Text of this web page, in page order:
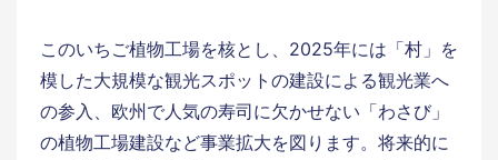
このいちご植物工場を核とし、2025年には「村」を
模した大規模な観光スポットの建設による観光業へ
の参入、欧州で人気の寿司に欠かせない「わさび」
の植物工場建設など事業拡大を図ります。将来的に